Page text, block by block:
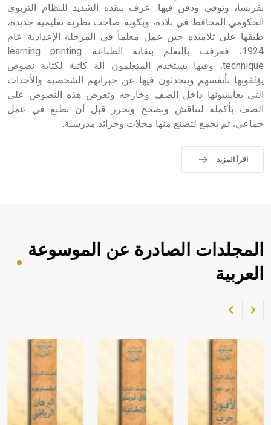
بفرنسا، وتوفي ودفن فيها. عرف بنقده الشديد للنظام التربوي
الحكومي المحافظ في بلاده، وبكونه صاحب نظرية تعليمية جديدة،
طبقها على تلاميذه حين عمل معلماً في المرحلة الإعدادية عام
1924، فعرفت بالتعلم بتقانة الطباعة learning printing
technique، وفيها يستخدم المتعلمون آلة كاتبة لكتابة نصوص
يؤلفونها بأنفسهم ويتحدثون فيها عن خبراتهم الشخصية والأحداث
التي يعايشونها داخل الصف وخارجه وتعرض هذه النصوص على
الصف بأكمله لتناقش وتصحح وتحرر قبل أن تطبع في عمل
جماعي، ثم تجمع لتصنع منها مجلات وجرائد مدرسية.
اقرأ المزيد
المجلدات الصادرة عن الموسوعة
العربية